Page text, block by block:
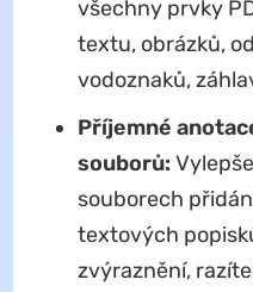
všechny prvky
textu, obrázků,
vodoznaků,
Příjemné
souborů:
souborech
textových
zvýraznění,